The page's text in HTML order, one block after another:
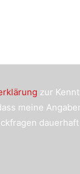
zur
meine
dauerhaft